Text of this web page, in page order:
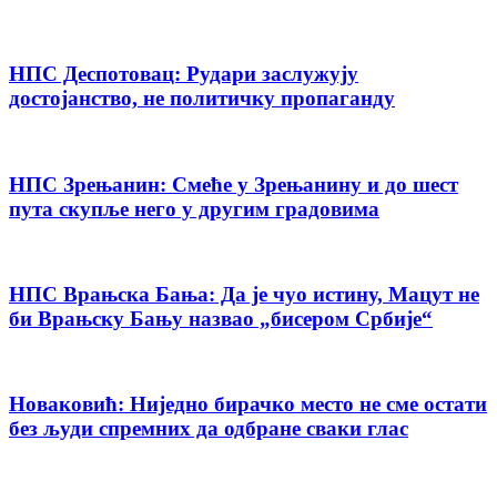
НПС Деспотовац: Рудари заслужују
достојанство, не политичку пропаганду
НПС Зрењанин: Смеће у Зрењанину и до шест
пута скупље него у другим градовима
НПС Врањска Бања: Да је чуо истину, Мацут не
би Врањску Бању назвао „бисером Србије“
Новаковић: Ниједно бирачко место не сме остати
без људи спремних да одбране сваки глас